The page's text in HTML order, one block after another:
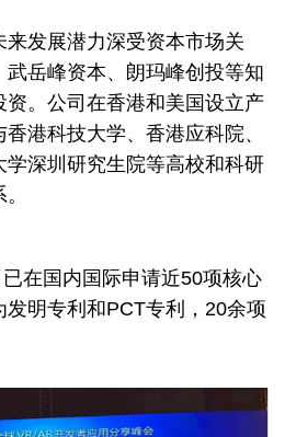
发展潜力深受资本市场关
岳峰资本、朗玛峰创投等知
。公司在香港和美国设立产
港科技大学、香港应科院、
深圳研究生院等高校和科研
在国内国际申请近50项核心
明专利和PCT专利，20余项